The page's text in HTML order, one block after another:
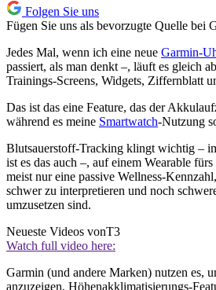
Folgen Sie uns
Fügen Sie uns als bevorzugte Quelle bei
Jedes Mal, wenn ich eine neue
passiert, als man denkt –, läuft es gleich
Trainings-Screens, Widgets, Ziffernblatt
Das ist das eine Feature, das der
während es meine Smartwatch-Nutzung
Blutsauerstoff-Tracking klingt wichtig –
ist es das auch –, auf einem Wearable
meist nur eine passive Wellness-
schwer zu interpretieren und noch
umzusetzen sind.
Neueste Videos vonT3
Watch full video here:
Garmin (und andere Marken) nutzen es,
anzuzeigen, Höhenakklimatisierungs-